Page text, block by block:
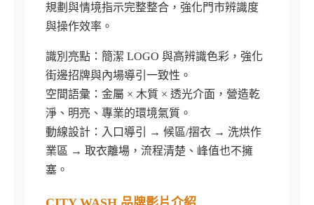
規劃與情境指示完整整合，強化門市辨識度
與操作效率。
識別亮點：簡潔 LOGO 與高辨識色彩，強化
街邊招牌與內場導引一致性。
空間語彙：金屬 × 木質 × 透光介面，營造乾
淨、明亮、專業的環境氣質。
動線設計：入口導引 → 候區/摺衣 → 洗烘作
業區 → 取衣離場，流程清楚、峰值也不擁
塞。